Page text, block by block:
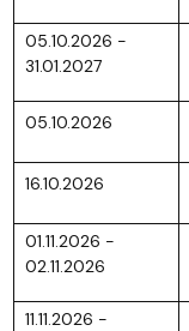
05.10.2026 -
31.01.2027
05.10.2026
16.10.2026
01.11.2026 -
02.11.2026
11.11.2026 -